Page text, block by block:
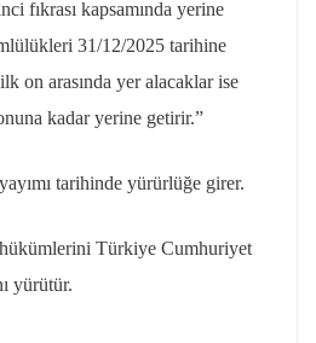
fıkrası kapsamında yerine
31/12/2025 tarihine
on arasında yer alacaklar ise
kadar yerine getirir.”
tarihinde yürürlüğe girer.
Türkiye Cumhuriyet
yürütür.